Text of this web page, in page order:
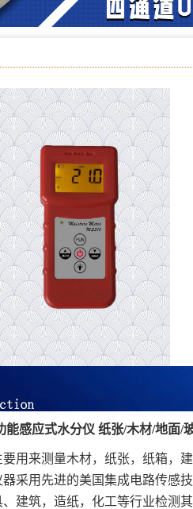
能感应式水分仪 纸张/木材/地面/
要用来测量木材，纸张，纸箱，
采用先进的美国集成电路传感
建筑，造纸，化工等行业检测